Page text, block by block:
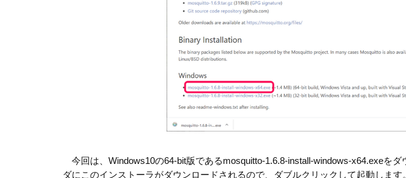
今回は、Windows10の64-bit版であるmosquitto-1.6.8-install-windows-x64.exeを
ダにこのインストーラがダウンロードされるので、ダブルクリックして起動します。